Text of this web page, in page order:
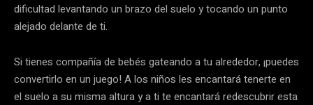
dificultad levantando un brazo del suelo y tocando un punto
alejado delante de ti.
Si tienes compañía de bebés gateando a tu alrededor, ¡puedes
convertirlo en un juego! A los niños les encantará tenerte en
el suelo a su misma altura y a ti te encantará redescubrir esta